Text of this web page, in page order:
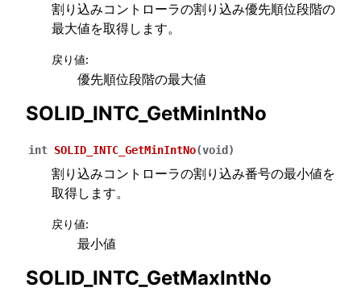
割り込みコントローラの割り込み優先順位段階の
最大値を取得します。
戻り値:
優先順位段階の最大値
SOLID_INTC_GetMinIntNo
int SOLID_INTC_GetMinIntNo(void )
割り込みコントローラの割り込み番号の最小値を
取得します。
戻り値:
最小値
SOLID_INTC_GetMaxIntNo